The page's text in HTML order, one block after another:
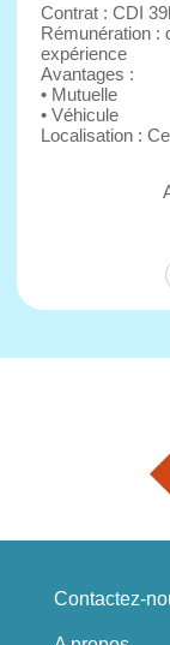
Contrat : CDI
Rémunération :
expérience
Avantages :
• Mutuelle
• Véhicule
Localisation :
Contactez-